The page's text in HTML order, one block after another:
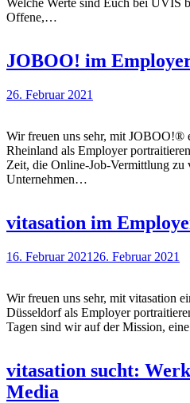
Welche Werte sind Euch bei UVIS
Offene,…
JOBOO! im
26. Februar 2021
Wir freuen uns sehr, mit JOBOO!®
Rheinland als Employer
Zeit, die Online-Job-Vermittlung zu
Unternehmen…
vitasation im
16. Februar 2021 26. Februar 2021
Wir freuen uns sehr, mit vitasation
Düsseldorf als Employer
Tagen sind wir auf der Mission,
vitasation sucht:
Media